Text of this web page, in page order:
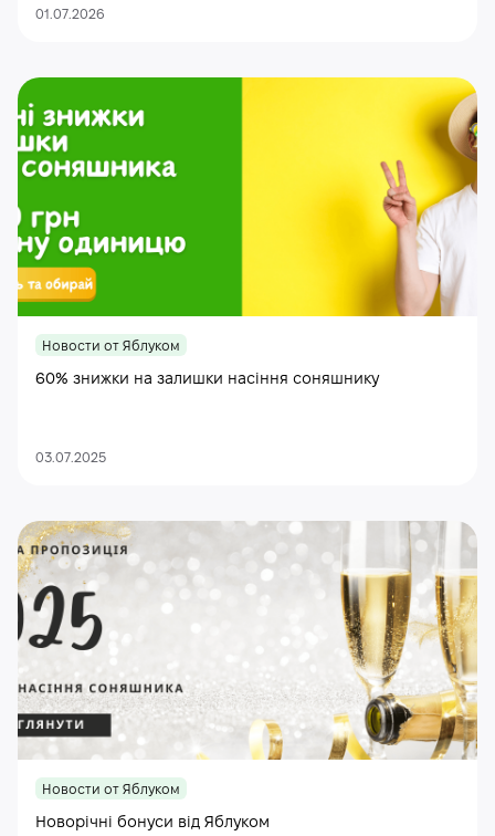
01.07.2026
Новости от Яблуком
60% знижки на залишки насіння соняшнику
03.07.2025
Новости от Яблуком
Новорічні бонуси від Яблуком